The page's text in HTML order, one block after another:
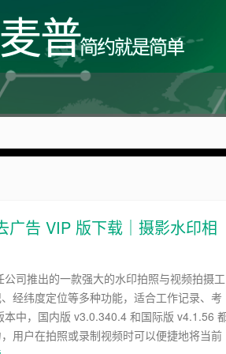
普简约就是简单
告 VIP 版下载｜摄影水印相
司推出的一款强大的水印拍照与视频拍摄工
经纬度定位等多种功能，适合工作记录、考
中，国内版 v3.0.340.4 和国际版 v4.1.56
用户在拍照或录制视频时可以便捷地将当前